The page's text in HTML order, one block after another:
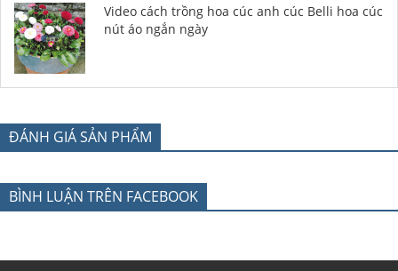
Video cách trồng hoa cúc anh cúc Belli hoa cúc
nút áo ngắn ngày
ĐÁNH GIÁ SẢN PHẨM
BÌNH LUẬN TRÊN FACEBOOK